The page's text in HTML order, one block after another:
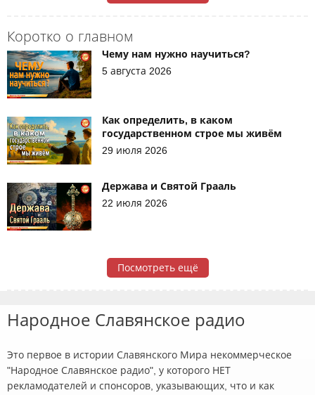
Коротко о главном
Чему нам нужно научиться?
5 августа 2026
Как определить, в каком
государственном строе мы живём
29 июля 2026
Держава и Святой Грааль
22 июля 2026
Посмотреть ещё
Народное Славянское радио
Это первое в истории Славянского Мира некоммерческое
"Народное Славянское радио", у которого НЕТ
рекламодателей и спонсоров, указывающих, что и как